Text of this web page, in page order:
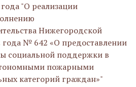
"О реализации
Нижегородской
года № 642 «О предоставлении
социальной поддержки в
пожарными
категорий граждан»"